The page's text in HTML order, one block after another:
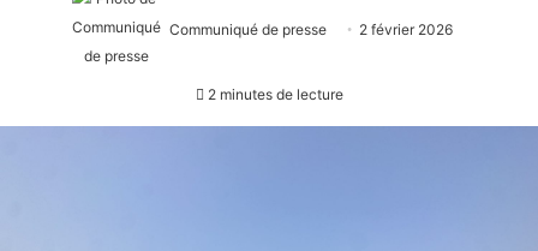
Communiqué de presse 2 février 2026
2 minutes de lecture